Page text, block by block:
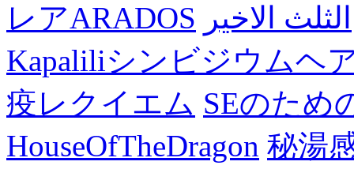
レアARADOS الثلث الاخير
Kapaliliシンビジウムヘ
疫レクイエム SEのため
HouseOfTheDragon 秘湯